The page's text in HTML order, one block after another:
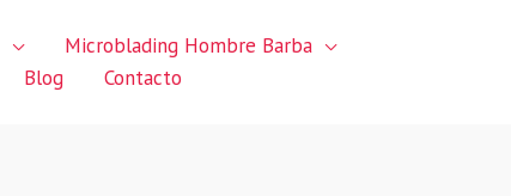
Microblading Hombre Barba
Blog Contacto